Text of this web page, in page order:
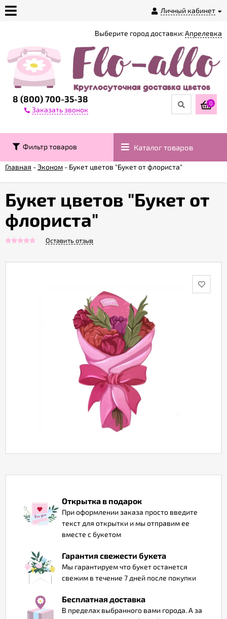
Личный кабинет
магазине
Доставка
Контакты
Гарантии
8 (800) 700-35-38
Заказать звонок
Выберите город доставки:Апрелевка
0
Фильтр товаров Каталог товаров
Главная -Эконом - Букет цветов "Букет от флориста"
Букет цветов "Букет от
флориста"
Оставить отзыв
Открытка в подарок
При оформлении заказа просто введите
текст для открытки и мы отправим ее
вместе с букетом
Гарантия свежести букета
Мы гарантируем что букет останется
свежим в течение 7 дней после покупки
Бесплатная доставка
В пределах выбранного вами города. А за